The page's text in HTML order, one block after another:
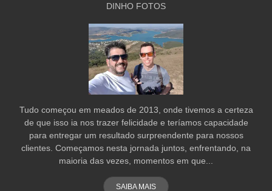
DINHO FOTOS
Tudo começou em meados de 2013, onde tivemos a certeza
de que isso ia nos trazer felicidade e teríamos capacidade
para entregar um resultado surpreendente para nossos
clientes. Começamos nesta jornada juntos, enfrentando, na
maioria das vezes, momentos em que...
SAIBA MAIS